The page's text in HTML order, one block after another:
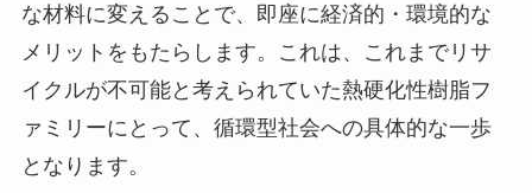
な材料に変えることで、即座に経済的・環境的な
メリットをもたらします。これは、これまでリサ
イクルが不可能と考えられていた熱硬化性樹脂フ
ァミリーにとって、循環型社会への具体的な一歩
となります。